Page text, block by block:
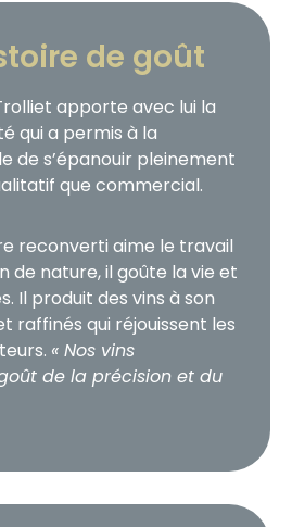
de goût
apporte avec lui la
qui a permis à la
de s’épanouir pleinement
que commercial.
reconverti aime le travail
de nature, il goûte la vie et
Il produit des vins à son
raffinés qui réjouissent les
« Nos vins
de la précision et du